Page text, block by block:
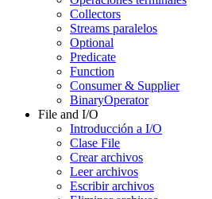
Collectors
Streams paralelos
Optional
Predicate
Function
Consumer & Supplier
BinaryOperator
File and I/O
Introducción a I/O
Clase File
Crear archivos
Leer archivos
Escribir archivos